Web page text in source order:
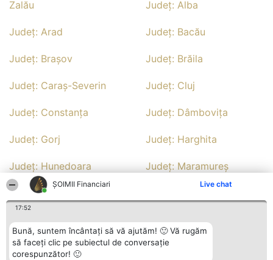
ȘOIMII Financiari Live chat
17:52
Bună, suntem încântați să vă ajutăm! 🙂 Vă rugăm
să faceți clic pe subiectul de conversație
corespunzător! 🙂
Zalău Județ: Alba
Județ: Arad Județ: Bacău
Județ: Braşov Județ: Brăila
Județ: Caraş-Severin Județ: Cluj
Județ: Constanţa Județ: Dâmboviţa
Județ: Gorj Județ: Harghita
Județ: Hunedoara Județ: Maramureş
Județ: Mureş
Județ: Sălaj Județ: Sibiu
Județ: Suceava Județ: Timiş